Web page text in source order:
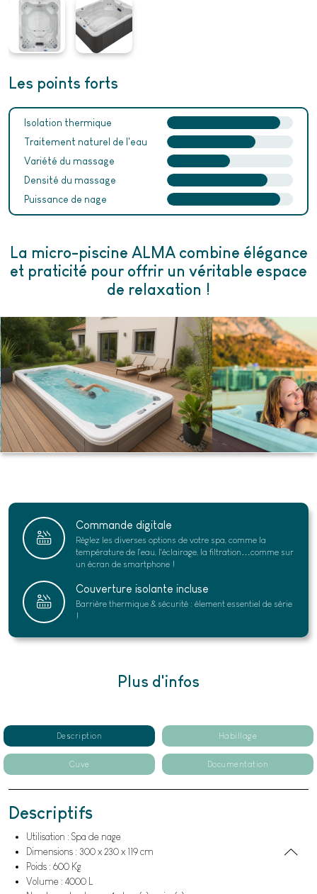
Les points forts
Isolation thermique
Traitement naturel de l'eau
Variété du massage
Densité du massage
Puissance de nage
La micro-piscine ALMA combine élégance
et praticité pour offrir un véritable espace
de relaxation !
Commande digitale
Réglez les diverses options de votre spa, comme la
température de l'eau, l'éclairage, la filtration…comme sur
un écran de smartphone !
Couverture isolante incluse
Barrière thermique & sécurité : élement essentiel de série
!
Plus d'infos
Description Habillage
Cuve Documentation
Descriptifs
Utilisation : Spa de nage
Dimensions : 300 x 230 x 119 cm
Poids : 600 Kg
Volume : 4000 L